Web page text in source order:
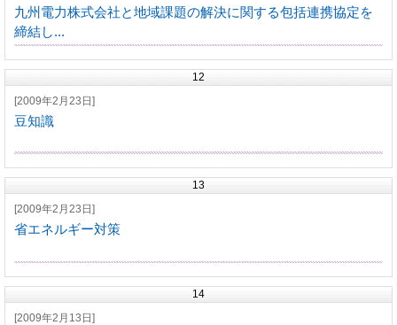
九州電力株式会社と地域課題の解決に関する包括連携協定を
締結し...
12
[2009年2月23日]
豆知識
13
[2009年2月23日]
省エネルギー対策
14
[2009年2月13日]